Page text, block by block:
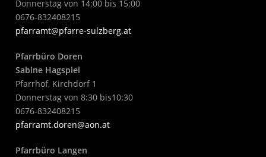
Donnerstag von 14:00 bis 15:00
0676-832408215
pfarramt@pfarre-sulzberg.at
Pfarrbüro Doren
Sabine Hagspiel
Pfarrhof, Kirchdorf 1
Donnerstag von 8:30 bis10:30
0676-832408215
pfarramt.doren@aon.at
Pfarrbüro Langen